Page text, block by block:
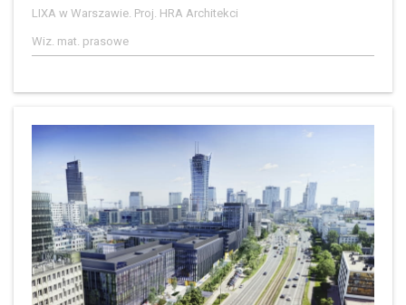
LIXA w Warszawie. Proj. HRA Architekci
Wiz. mat. prasowe